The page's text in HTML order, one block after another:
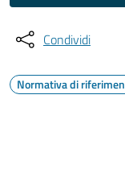
Condividi
Normativa di